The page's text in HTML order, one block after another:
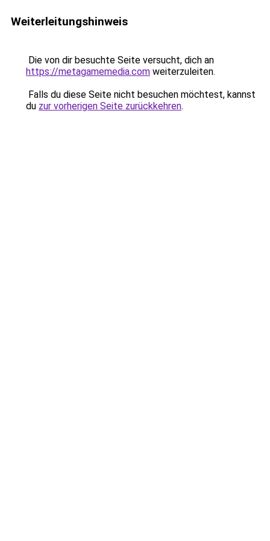
Weiterleitungshinweis
Die von dir besuchte Seite versucht, dich an
https://metagamemedia.com weiterzuleiten.
Falls du diese Seite nicht besuchen möchtest, kannst
du zur vorherigen Seite zurückkehren.